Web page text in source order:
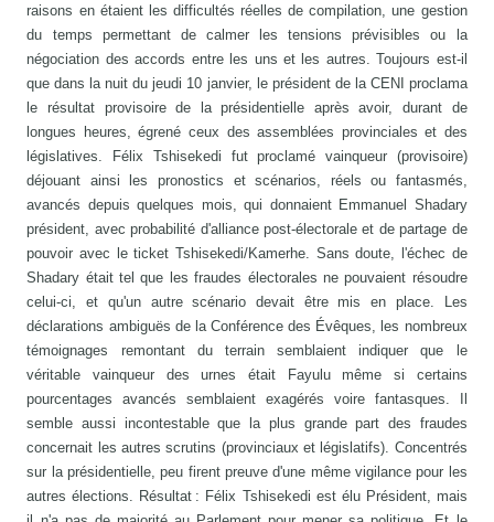
raisons en étaient les difficultés réelles de compilation, une gestion
du temps permettant de calmer les tensions prévisibles ou la
négociation des accords entre les uns et les autres. Toujours est-il
que dans la nuit du jeudi 10 janvier, le président de la CENI proclama
le résultat provisoire de la présidentielle après avoir, durant de
longues heures, égrené ceux des assemblées provinciales et des
législatives. Félix Tshisekedi fut proclamé vainqueur (provisoire)
déjouant ainsi les pronostics et scénarios, réels ou fantasmés,
avancés depuis quelques mois, qui donnaient Emmanuel Shadary
président, avec probabilité d'alliance post-électorale et de partage de
pouvoir avec le ticket Tshisekedi/Kamerhe. Sans doute, l'échec de
Shadary était tel que les fraudes électorales ne pouvaient résoudre
celui-ci, et qu'un autre scénario devait être mis en place. Les
déclarations ambiguës de la Conférence des Évêques, les nombreux
témoignages remontant du terrain semblaient indiquer que le
véritable vainqueur des urnes était Fayulu même si certains
pourcentages avancés semblaient exagérés voire fantasques. Il
semble aussi incontestable que la plus grande part des fraudes
concernait les autres scrutins (provinciaux et législatifs). Concentrés
sur la présidentielle, peu firent preuve d'une même vigilance pour les
autres élections. Résultat : Félix Tshisekedi est élu Président, mais